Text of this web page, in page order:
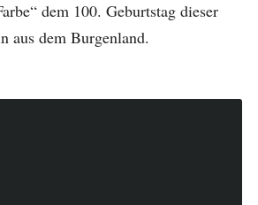
dem 100. Geburtstag dieser
aus dem Burgenland.